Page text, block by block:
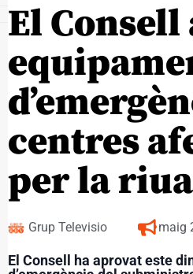
El
centres
per la
Grup Televisio maig
El Consell ha aprovat este